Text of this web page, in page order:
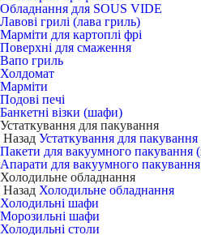
Обладнання для SOUS VIDE
Лавові грилі (лава гриль)
Марміти для картоплі фрі
Поверхні для смаження
Вапо гриль
Холдомат
Марміти
Подові печі
Банкетні візки (шафи)
Устаткування для пакування
Назад Устаткування для пакування
Пакети для вакуумного пакування
Апарати для вакуумного пакування
Холодильне обладнання
Назад Холодильне обладнання
Холодильні шафи
Морозильні шафи
Холодильні столи